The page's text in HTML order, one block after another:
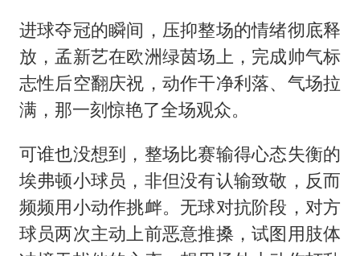
进球夺冠的瞬间，压抑整场的情绪彻底释
放，孟新艺在欧洲绿茵场上，完成帅气标
志性后空翻庆祝，动作干净利落、气场拉
满，那一刻惊艳了全场观众。
可谁也没想到，整场比赛输得心态失衡的
埃弗顿小球员，非但没有认输致敬，反而
频频用小动作挑衅。无球对抗阶段，对方
球员两次主动上前恶意推搡，试图用肢体